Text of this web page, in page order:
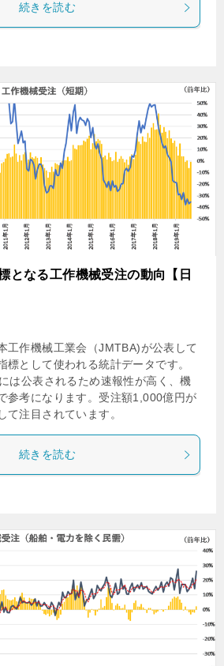
続きを読む
となる工作機械受注の動向【日
工作機械工業会（JMTBA)が公表して
標として使われる統計データです。
は公表されるため速報性が高く、機
参考になります。受注額1,000億円が
て注目されています。
続きを読む